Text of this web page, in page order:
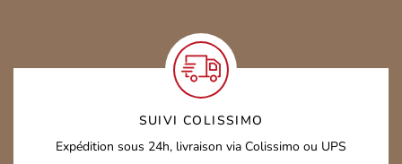
SUIVI COLISSIMO
Expédition sous 24h, livraison via Colissimo ou UPS